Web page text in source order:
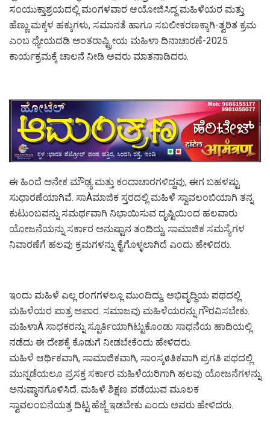
ಸಂಯುಕ್ತಾಶ್ರಯದಲ್ಲಿ ಮಂಗಳವಾರ ಆಯೋಜಿಸಿದ್ದ ಮಹಿಳೆಯರ ಮತ್ತು
ಹೆಣ್ಣು ಮಕ್ಕಳ ಹಕ್ಕುಗಳು, ಸಮಾನತೆ ಹಾಗೂ ಸಬಲೀಕರಣಕ್ಕಾಗಿ-ತ್ವರಿತ ಕ್ರಮ
ಎಂಬ ಧ್ಯೇಯದಡಿ ಅಂತರಾಷ್ಟ್ರೀಯ ಮಹಿಳಾ ದಿನಾಚಾರಣೆ-2025
ಕಾರ್ಯಕ್ರಮಕ್ಕೆ ಚಾಲನೆ ನೀಡಿ ಅವರು ಮಾತನಾಡಿದರು.
ಈ ಹಿಂದೆ ಅನೇಕ ಮೌಢ್ಯ ಮತ್ತು ಕಂದಾಚಾರಗಳಿದ್ದವು, ಈಗ ಬಹಳಷ್ಟು
ಸುಧಾರಣೆಯಾಗಿವೆ. ಸಾÀಮಾಜಿಕ ಸ್ತರದಲ್ಲಿ ಮಹಿಳೆ ಸ್ವಾವಲಂಬಿಯಾಗಿ ತನ್ನ
ಕುಟುಂಬವನ್ನು ಸಮರ್ಥವಾಗಿ ನಿಭಾಯಿಸುವ ದೃಷ್ಟಿಯಿಂದ ಹಲವಾರು
ಯೋಜನೆಯನ್ನು ಸರ್ಕಾರ ಅನುಷ್ಟಾನ ತಂದಿದ್ದು, ಸಾಮಾಜಿಕ ಸಮಸ್ಯೆಗಳ
ನಿವಾರಣೆಗೆ ಹಲವು ಕ್ರಮಗಳನ್ನು ಕೈಗೊಳ್ಳಲಾಗಿದೆ ಎಂದು ಹೇಳಿದರು.
ಇಂದು ಮಹಿಳೆ ಎಲ್ಲ ರಂಗಗಳಲ್ಲೂ ಮುಂದಿದ್ದು, ಅಭಿವೃದ್ಧಿಯ ಪಥದಲ್ಲಿ
ಮಹಿಳೆಯರ ಪಾತ್ರ ಅಪಾರ. ಸಮಾಜವು ಮಹಿಳೆಯರನ್ನು ಗೌರವಿಸಬೇಕು.
ಮಹಿಳಾÀ ಸಾಧಕರನ್ನು ಸ್ಪೂರ್ತಿಯಾಗಿಟ್ಟುಕೊಂಡು ಸಾಧನೆಯ ಹಾದಿಯಲ್ಲಿ
ನಡೆದು ಈ ದೇಶಕ್ಕೆ ಕೊಡುಗೆ ನೀಡಬೇಕೆಂದು ಹೇಳಿದರು.
ಮಹಿಳೆ ಆರ್ಥಿಕವಾಗಿ, ಸಾಮಾಜಿಕವಾಗಿ, ಸಾಂಸ್ಕøತಿಕವಾಗಿ ಪ್ರಗತಿ ಪಥದಲ್ಲಿ
ಮುನ್ನಡೆಯಲೂ ಪ್ರಸಕ್ತ ಸರ್ಕಾರ ಮಹಿಳೆಯರಿಗಾಗಿ ಹಲವು ಯೋಜನೆಗಳನ್ನು
ಅನುಷ್ಠಾನಗೊಳಿಸಿದೆ. ಮಹಿಳೆ ಶಿಕ್ಷಣ ಪಡೆಯುವ ಮೂಲಕ
ಸ್ವಾವಲಂಬನೆಯತ್ತ ದಿಟ್ಟ ಹೆಜ್ಜೆ ಇಡಬೇಕು ಎಂದು ಅವರು ಹೇಳಿದರು.